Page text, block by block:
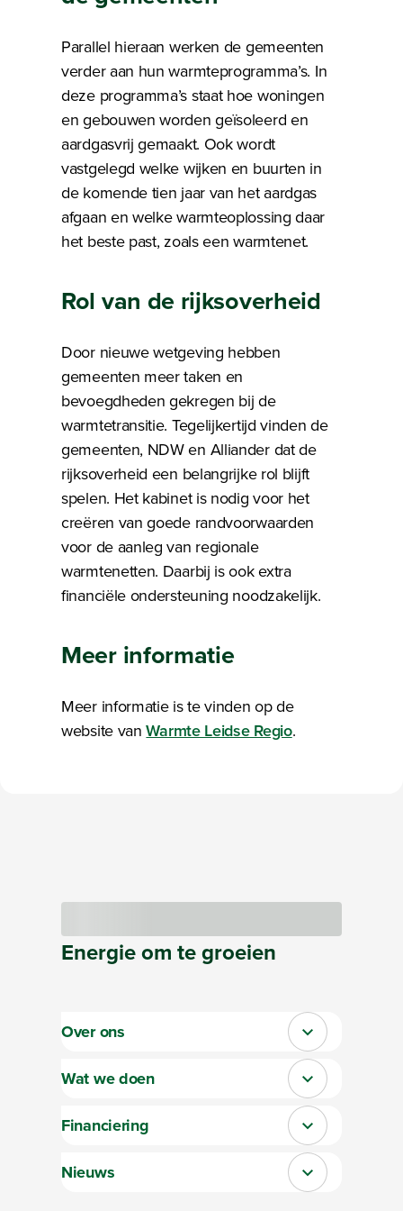
Parallel hieraan werken de gemeenten
verder aan hun warmteprogramma’s. In
deze programma’s staat hoe woningen
en gebouwen worden geïsoleerd en
aardgasvrij gemaakt. Ook wordt
vastgelegd welke wijken en buurten in
de komende tien jaar van het aardgas
afgaan en welke warmteoplossing daar
het beste past, zoals een warmtenet.
Rol van de rijksoverheid
Door nieuwe wetgeving hebben
gemeenten meer taken en
bevoegdheden gekregen bij de
warmtetransitie. Tegelijkertijd vinden de
gemeenten, NDW en Alliander dat de
rijksoverheid een belangrijke rol blijft
spelen. Het kabinet is nodig voor het
creëren van goede randvoorwaarden
voor de aanleg van regionale
warmtenetten. Daarbij is ook extra
financiële ondersteuning noodzakelijk.
Meer informatie
Meer informatie is te vinden op de
website vanWarmte Leidse Regio.
Energieom tegroeien
Over ons Sluit section-0
Wat we doen Sluit section-1
Financiering Sluit section-2
Nieuws Sluit section-3